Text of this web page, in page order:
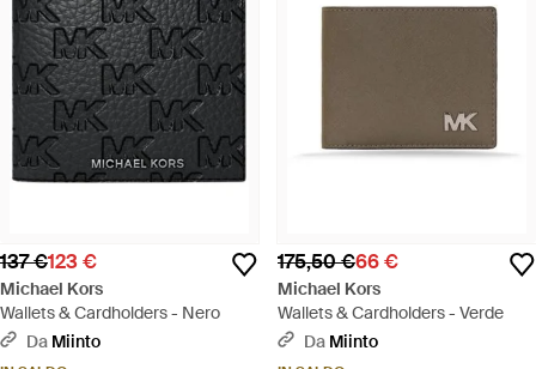
137 €123 €
Michael Kors
Wallets & Cardholders - Nero
Da Miinto
175,50 €66 €
Michael Kors
Wallets & Cardholders - Verde
Da Miinto